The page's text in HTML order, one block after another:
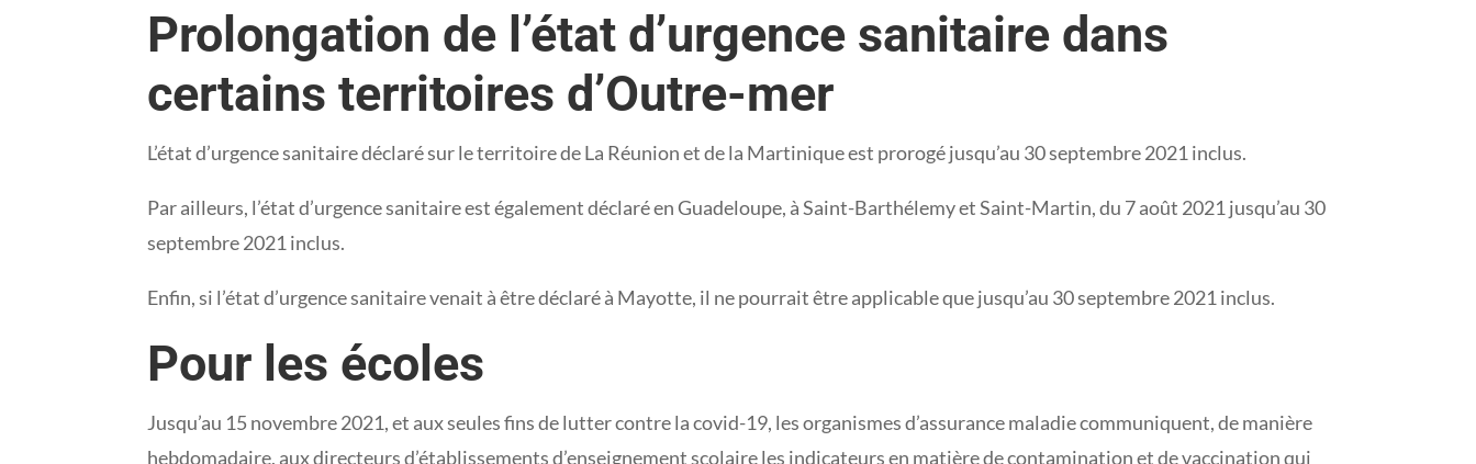
Prolongation de l’état d’urgence sanitaire dans
certains territoires d’Outre-mer
L’état d’urgence sanitaire déclaré sur le territoire de La Réunion et de la Martinique est prorogé jusqu’au 30 septembre 2021 inclus.
Par ailleurs, l’état d’urgence sanitaire est également déclaré en Guadeloupe, à Saint-Barthélemy et Saint-Martin, du 7 août 2021 jusqu’au 30
septembre 2021 inclus.
Enfin, si l’état d’urgence sanitaire venait à être déclaré à Mayotte, il ne pourrait être applicable que jusqu’au 30 septembre 2021 inclus.
Pour les écoles
Jusqu’au 15 novembre 2021, et aux seules fins de lutter contre la covid-19, les organismes d’assurance maladie communiquent, de manière
hebdomadaire, aux directeurs d’établissements d’enseignement scolaire les indicateurs en matière de contamination et de vaccination qui